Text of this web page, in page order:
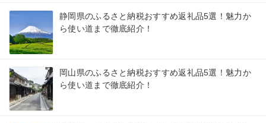
静岡県のふるさと納税おすすめ返礼品5選！魅力か
ら使い道まで徹底紹介！
岡山県のふるさと納税おすすめ返礼品5選！魅力か
ら使い道まで徹底紹介！